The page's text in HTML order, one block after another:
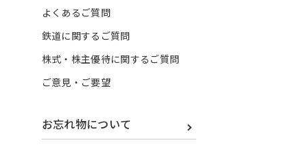
よくあるご質問
鉄道に関するご質問
株式・株主優待に関するご質問
ご意見・ご要望
お忘れ物について